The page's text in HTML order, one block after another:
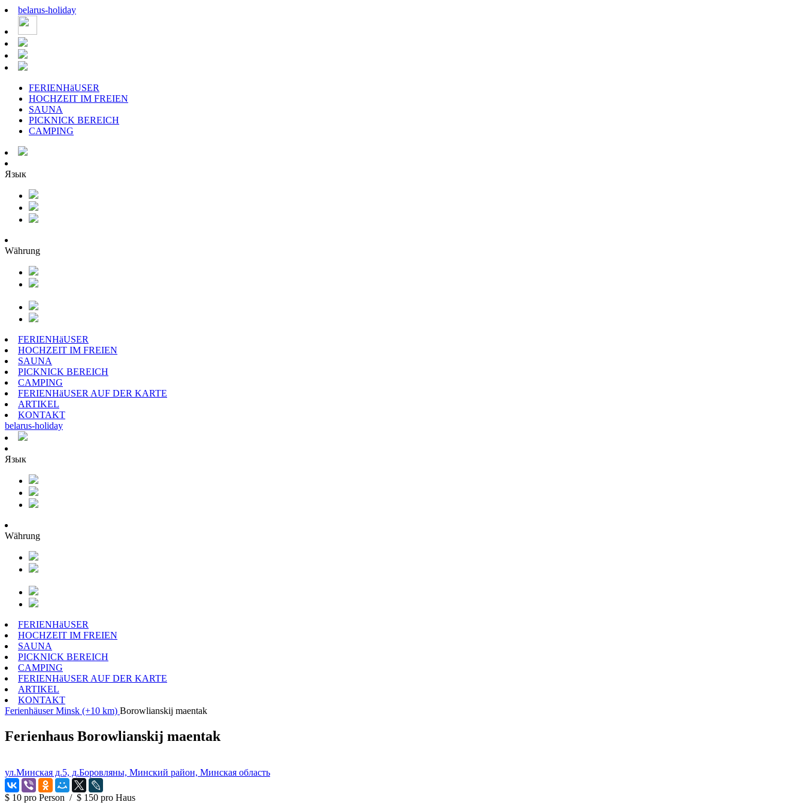
belarus-holiday
FERIENHäUSER
HOCHZEIT IM FREIEN
SAUNA
PICKNICK BEREICH
CAMPING
Язык
Währung
FERIENHäUSER
HOCHZEIT IM FREIEN
SAUNA
PICKNICK BEREICH
CAMPING
FERIENHäUSER AUF DER KARTE
ARTIKEL
KONTAKT
belarus-holiday
Язык
Währung
FERIENHäUSER
HOCHZEIT IM FREIEN
SAUNA
PICKNICK BEREICH
CAMPING
FERIENHäUSER AUF DER KARTE
ARTIKEL
KONTAKT
Ferienhäuser Minsk (+10 km) Borowlianskij maentak
Ferienhaus Borowlianskij maentak
ул.Минская д.5, д.Боровляны, Минский район, Минская область
$ 10 pro Person / $ 150 pro Haus